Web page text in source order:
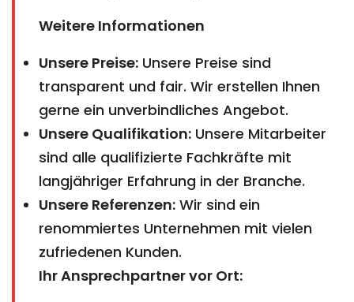
Weitere Informationen
Unsere Preise: Unsere Preise sind
transparent und fair. Wir erstellen Ihnen
gerne ein unverbindliches Angebot.
Unsere Qualifikation: Unsere Mitarbeiter
sind alle qualifizierte Fachkräfte mit
langjähriger Erfahrung in der Branche.
Unsere Referenzen: Wir sind ein
renommiertes Unternehmen mit vielen
zufriedenen Kunden.
Ihr Ansprechpartner vor Ort: